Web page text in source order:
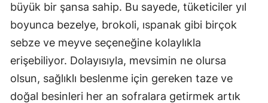
büyük bir şansa sahip. Bu sayede, tüketiciler yıl
boyunca bezelye, brokoli, ıspanak gibi birçok
sebze ve meyve seçeneğine kolaylıkla
erişebiliyor. Dolayısıyla, mevsimin ne olursa
olsun, sağlıklı beslenme için gereken taze ve
doğal besinleri her an sofralara getirmek artık